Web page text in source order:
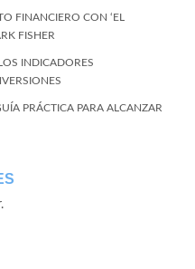
FINANCIERO CON ‘EL
FISHER
INDICADORES
PRÁCTICA PARA ALCANZAR